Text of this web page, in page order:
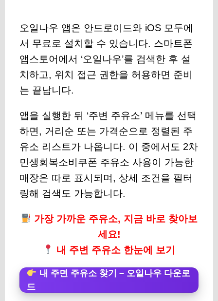
오일나우 앱은 안드로이드와 iOS 모두에
서 무료로 설치할 수 있습니다. 스마트폰
앱스토어에서 ‘오일나우’를 검색한 후 설
치하고, 위치 접근 권한을 허용하면 준비
는 끝납니다.
앱을 실행한 뒤 ‘주변 주유소’ 메뉴를 선택
하면, 거리순 또는 가격순으로 정렬된 주
유소 리스트가 나옵니다. 이 중에서도 2차
민생회복소비쿠폰 주유소 사용이 가능한
매장은 따로 표시되며, 상세 조건을 필터
링해 검색도 가능합니다.
가장 가까운 주유소, 지금 바로 찾아보
세요!
내 주변 주유소 한눈에 보기
내 주면 주유소 찾기 – 오일나우 다운로
드